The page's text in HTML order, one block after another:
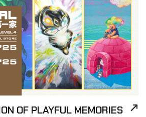
OF PLAYFUL MEMORIES